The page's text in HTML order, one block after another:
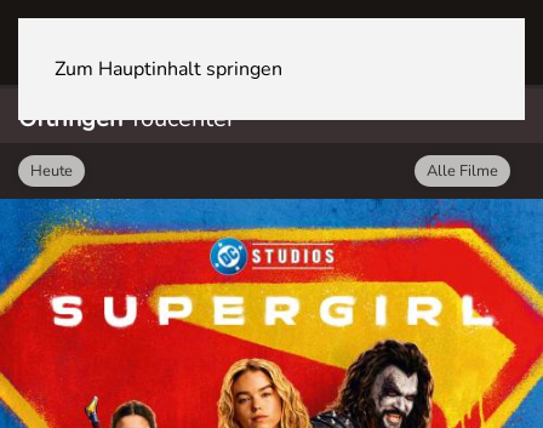
Zum Hauptinhalt springen
OftringenYoucenter
Heute Alle Filme